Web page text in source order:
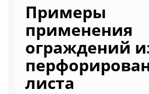
Примеры
применения
ограждений
листа